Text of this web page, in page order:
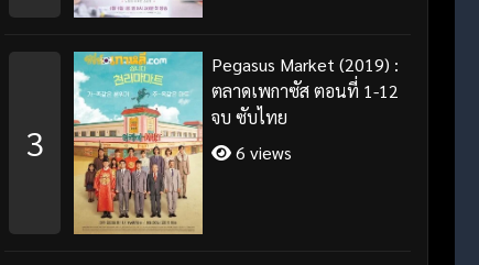
3
Pegasus Market (2019) :
ตลาดเพกาซัส ตอนที่ 1-12
จบ ซับไทย
6 views